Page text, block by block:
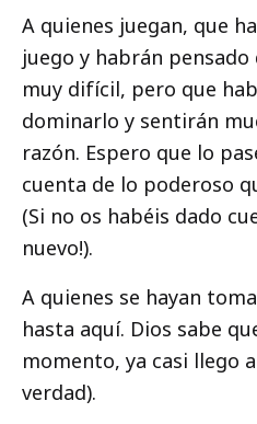
A quienes juegan, que
juego y habrán
muy difícil, pero que
dominarlo y sentirán
razón. Espero que lo
cuenta de lo poderoso
(Si no os habéis dado
nuevo!).
A quienes se hayan
hasta aquí. Dios sabe
momento, ya casi llego
verdad).